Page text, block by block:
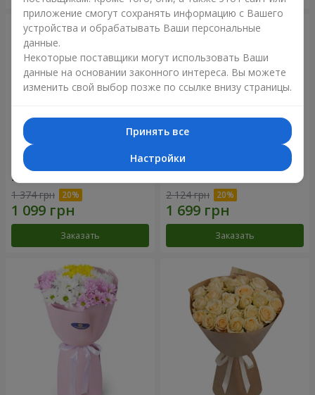
Букет "Королева
Карибского моря"
1 374 грн
Заказать
Цветы в коробке
2 124 грн
Заказать
приложение смогут сохранять информацию с Вашего
устройства и обрабатывать Ваши персональные
данные.
Некоторые поставщики могут использовать Ваши
данные на основании законного интереса. Вы можете
изменить свой выбор позже по ссылке внизу страницы.
Принять все
Настройки